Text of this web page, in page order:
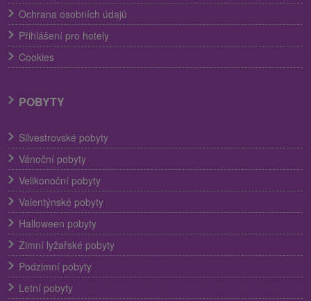
Ochrana osobních údajů
Přihlášení pro hotely
Cookies
POBYTY
Silvestrovské pobyty
Vánoční pobyty
Velikonoční pobyty
Valentýnské pobyty
Halloween pobyty
Zimní lyžařské pobyty
Podzimní pobyty
Letní pobyty